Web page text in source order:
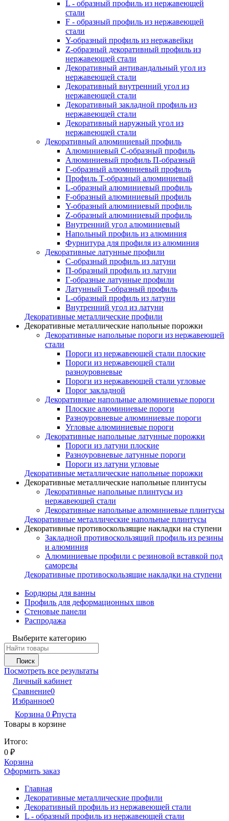
L - образный профиль из нержавеющей
стали
F - образный профиль из нержавеющей
стали
Y-образный профиль из нержавейки
Z-образный декоративный профиль из
нержавеющей стали
Декоративный антивандальный угол из
нержавеющей стали
Декоративный внутренний угол из
нержавеющей стали
Декоративный закладной профиль из
нержавеющей стали
Декоративный наружный угол из
нержавеющей стали
Декоративный алюминиевый профиль
Алюминиевый С-образный профиль
Алюминиевый профиль П-образный
Г-образный алюминиевый профиль
Профиль Т-образный алюминиевый
L-образный алюминиевый профиль
F-образный алюминиевый профиль
Y-образный алюминиевый профиль
Z-образный алюминиевый профиль
Внутренний угол алюминиевый
Напольный профиль из алюминия
Фурнитура для профиля из алюминия
Декоративные латунные профили
C-образный профиль из латуни
П-образный профиль из латуни
Г-образные латунные профили
Латунный Т-образный профиль
L-образный профиль из латуни
Внутренний угол из латуни
Декоративные металлические профили
Декоративные металлические напольные порожки
Декоративные напольные пороги из нержавеющей
стали
Пороги из нержавеющей стали плоские
Пороги из нержавеющей стали
разноуровневые
Пороги из нержавеющей стали угловые
Порог закладной
Декоративные напольные алюминиевые пороги
Плоские алюминиевые пороги
Разноуровневые алюминиевые пороги
Угловые алюминиевые пороги
Декоративные напольные латунные порожки
Пороги из латуни плоские
Разноуровневые латунные пороги
Пороги из латуни угловые
Декоративные металлические напольные порожки
Декоративные металлические напольные плинтусы
Декоративные напольные плинтусы из
нержавеющей стали
Декоративные напольные алюминиевые плинтусы
Декоративные металлические напольные плинтусы
Декоративные противоскользящие накладки на ступени
Закладной противоскользящий профиль из резины
и алюминия
Алюминиевые профили с резиновой вставкой под
саморезы
Декоративные противоскользящие накладки на ступени
Бордюры для ванны
Профиль для деформационных швов
Стеновые панели
Распродажа
Выберите категорию
Поиск
Посмотреть все результаты
Личный кабинет
Сравнение0
Избранное0
Корзина 0 ₽пуста
Товары в корзине
Итого:
0 ₽
Корзина
Оформить заказ
Главная
Декоративные металлические профили
Декоративный профиль из нержавеющей стали
L - образный профиль из нержавеющей стали